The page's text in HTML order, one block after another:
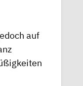
auf